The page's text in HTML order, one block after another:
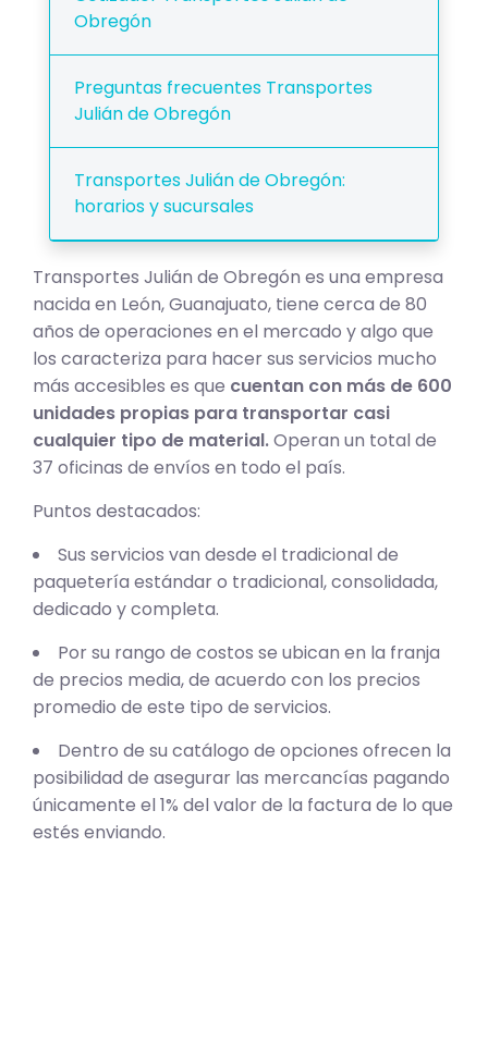
Obregón
Preguntas frecuentes Transportes
Julián de Obregón
Transportes Julián de Obregón:
horarios y sucursales
Transportes Julián de Obregón es una empresa
nacida en León, Guanajuato, tiene cerca de 80
años de operaciones en el mercado y algo que
los caracteriza para hacer sus servicios mucho
más accesibles es que cuentan con más de 600
unidades propias para transportar casi
cualquier tipo de material.Operan un total de
37 oficinas de envíos en todo el país.
Puntos destacados:
Sus servicios van desde el tradicional de
paquetería estándar o tradicional, consolidada,
dedicado y completa.
Por su rango de costos se ubican en la franja
de precios media, de acuerdo con los precios
promedio de este tipo de servicios.
Dentro de su catálogo de opciones ofrecen la
posibilidad de asegurar las mercancías pagando
únicamente el 1% del valor de la factura de lo que
estés enviando.